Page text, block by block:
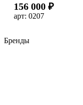
156 000 ₽
арт: 0207
Бренды